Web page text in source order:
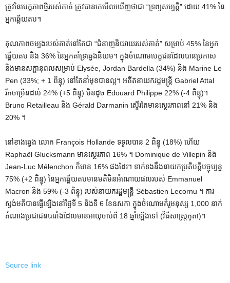
ត្រូវនៃបេក្ខភាពថ្មីរបស់គាត់ ត្រូវបានគេមើលឃើញថាជា “ទ្រព្យសម្បត្តិ” ដោយ 41% នៃ
អ្នកឆ្លើយតប។
គុណភាពចម្បងរបស់គាត់នៅតែជា “ជំនាញនិយាយរបស់គាត់” សម្រាប់ 45% នៃអ្នក
ឆ្លើយតប និង 36% នៃអ្នកគាំទ្រឆ្វេងនិយម។ ក្នុងចំណោមបេក្ខជនដែលបានប្រកាស
និងមានសក្តានុពលសម្រាប់ Elysée, Jordan Bardella (34%) និង Marine Le
Pen (33%; + 1 ពិន្ទុ) នៅតែនាំមុខបានល្អ។ អតីតនាយករដ្ឋមន្ត្រី Gabriel Attal
រីកចម្រើនដល់ 24% (+5 ពិន្ទុ) មិនដូច Edouard Philippe 22% (-4 ពិន្ទុ)។
Bruno Retailleau និង Gérald Darmanin ស្ទើរតែមានស្ថេរភាពនៅ 21% និង
20% ។
នៅខាងឆ្វេង លោក François Hollande ទទួលបាន 2 ពិន្ទុ (18%) ហើយ
Raphaël Glucksmann មានស្ថេរភាព 16% ។ Dominique de Villepin និង
Jean-Luc Mélenchon ក៏មាន 16% ផងដែរ។ ទាក់ទងនឹងនាយកប្រតិបត្តិបច្ចុប្បន្ន
75% (+2 ពិន្ទុ) នៃអ្នកឆ្លើយតបមានមតិមិនអំណោយផលរបស់ Emmanuel
Macron និង 59% (-3 ពិន្ទុ) របស់នាយករដ្ឋមន្ត្រី Sébastien Lecornu ។ ការ
ស្ទង់មតិបានធ្វើឡើងនៅថ្ងៃទី 5 និងទី 6 ខែឧសភា ក្នុងចំណោមគំរូមនុស្ស 1,000 នាក់
តំណាងប្រជាជនបារាំងដែលមានអាយុចាប់ពី 18 ឆ្នាំឡើងទៅ (វិធីសាស្ត្រកូតា)។
Source link